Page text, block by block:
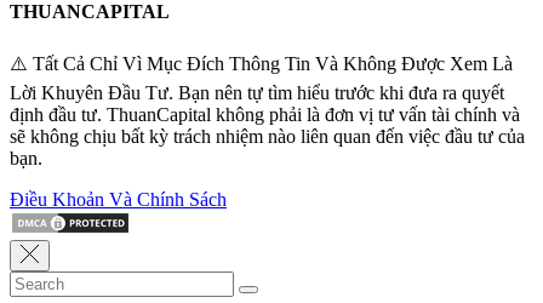
THUANCAPITAL
⚠️ Tất Cả Chỉ Vì Mục Đích Thông Tin Và Không Được Xem Là
Lời Khuyên Đầu Tư. Bạn nên tự tìm hiểu trước khi đưa ra quyết
định đầu tư. ThuanCapital không phải là đơn vị tư vấn tài chính và
sẽ không chịu bất kỳ trách nhiệm nào liên quan đến việc đầu tư của
bạn.
Điều Khoản Và Chính Sách